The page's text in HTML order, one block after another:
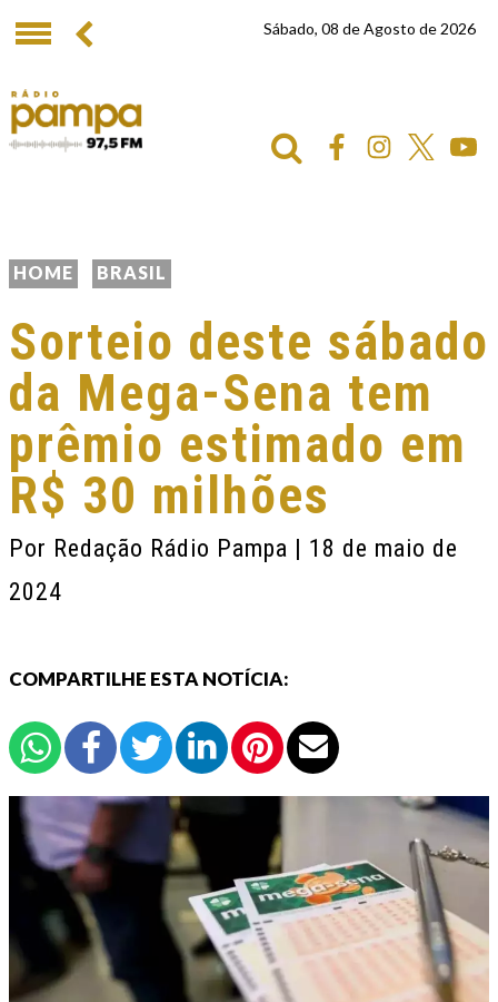
Sábado, 08 de Agosto de 2026
HOME BRASIL
Sorteio deste sábado
da Mega-Sena tem
prêmio estimado em
R$ 30 milhões
Por Redação Rádio Pampa | 18 de maio de
2024
COMPARTILHE ESTA NOTÍCIA: